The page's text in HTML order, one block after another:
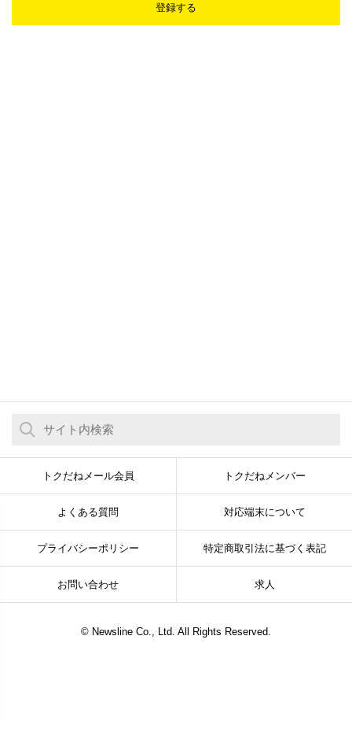
登録する
トクだねメール会員 トクだねメンバー
よくある質問 対応端末について
プライバシーポリシー 特定商取引法に基づく表記
お問い合わせ 求人
© Newsline Co., Ltd. All Rights Reserved.